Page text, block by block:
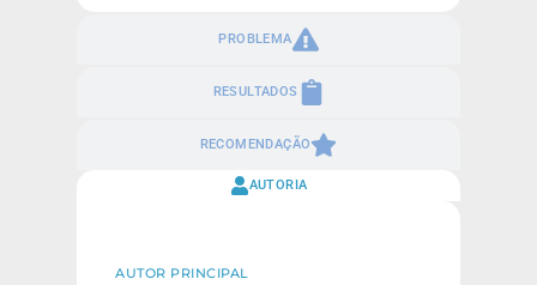
PROBLEMA
RESULTADOS
RECOMENDAÇÃO
AUTORIA
AUTOR PRINCIPAL